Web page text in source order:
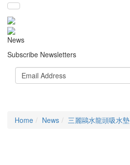
News
Subscribe Newsletters
Home News 三麗鷗水龍頭吸水墊